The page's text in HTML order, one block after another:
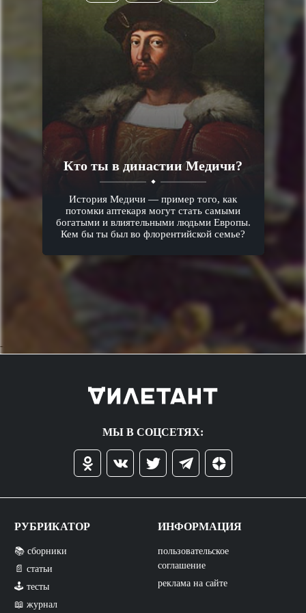
Кто ты в династии Медичи?
История Медичи — пример того, как
потомки аптекаря могут стать самыми
богатыми и влиятельными людьми Европы.
Кем бы ты был во флорентийской семье?
->
МЫ В СОЦСЕТЯХ:
РУБРИКАТОР
📚 сборники
📄 статьи
🕹️ тесты
📖 журнал
ИНФОРМАЦИЯ
пользовательское
соглашение
реклама на сайте